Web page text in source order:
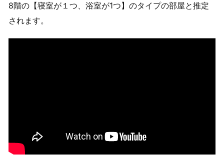
8階の【寝室が１つ、浴室が1つ】のタイプの部屋と推定
されます。